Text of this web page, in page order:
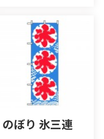
のぼり 氷三連